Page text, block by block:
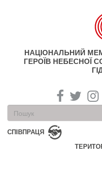
НАЦІОНАЛЬНИЙ
ГЕРОЇВ НЕБЕСНОЇ
Пошукова
форма
Пошук
СПІВПРАЦЯ